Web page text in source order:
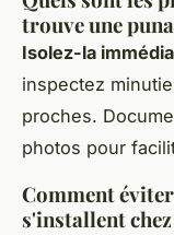
trouve une
Isolez-la
inspectez
proches.
photos pour
Comment
s'installent